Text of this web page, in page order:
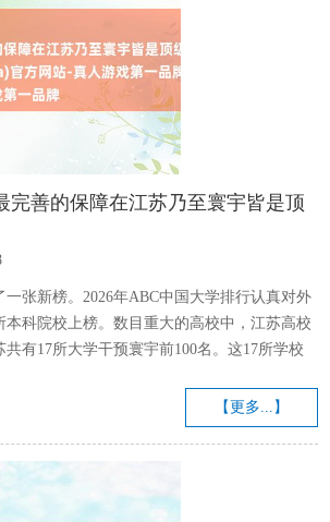
完善的保障在江苏乃至寰宇皆是顶
张新榜。2026年ABC中国大学排行认真对外
本科院校上榜。数目重大的高校中，江苏高校
有17所大学干预寰宇前100名。这17所学校
地占据了高教第一方阵的位置。好多东说念主
竟利弊在那边。今天就走进了几所硬核高校，
，是江苏省内排行最靠前的高校。天然...
【更多...】